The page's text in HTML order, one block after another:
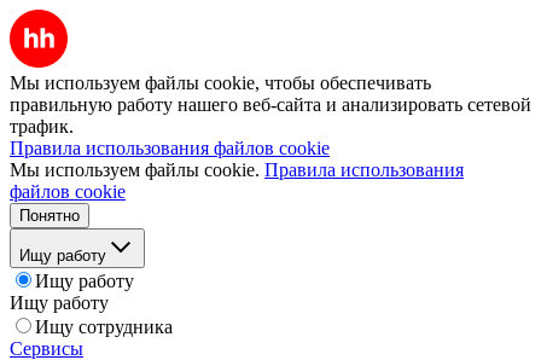
Мы используем файлы cookie, чтобы обеспечивать
правильную работу нашего веб-сайта и анализировать сетевой
трафик.
Правила использования файлов cookie
Мы используем файлы cookie. Правила использования
файлов cookie
Понятно
Ищу работу
Ищу работу
Ищу работу
Ищу сотрудника
Сервисы